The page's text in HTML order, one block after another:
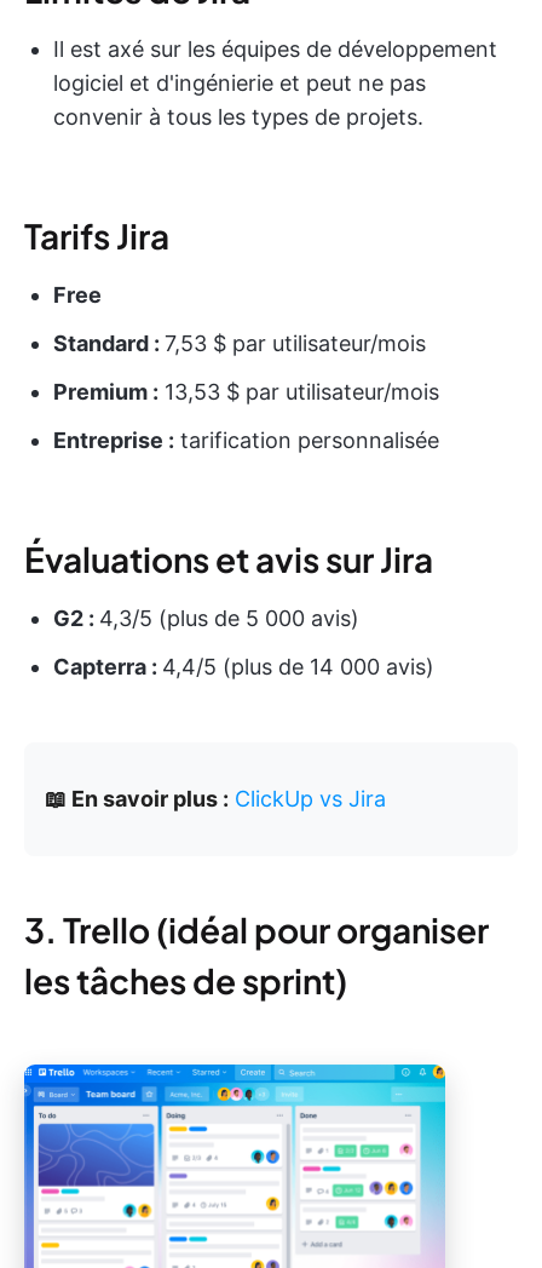
Il est axé sur les équipes de développement
logiciel et d'ingénierie et peut ne pas
convenir à tous les types de projets.
Tarifs Jira
Free
Standard : 7,53 $ par utilisateur/mois
Premium : 13,53 $ par utilisateur/mois
Entreprise : tarification personnalisée
Évaluations et avis sur Jira
G2 : 4,3/5 (plus de 5 000 avis)
Capterra : 4,4/5 (plus de 14 000 avis)
📖 En savoir plus : ClickUp vs Jira
3. Trello (idéal pour organiser
les tâches de sprint)